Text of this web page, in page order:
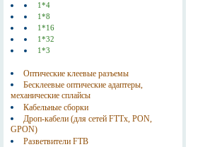
1*4
1*8
1*16
1*32
1*3
Оптические клеевые разъемы
Бесклеевые оптические адаптеры,
механические сплайсы
Кабельные сборки
Дроп-кабели (для сетей FTTx, PON,
GPON)
Разветвители FTB